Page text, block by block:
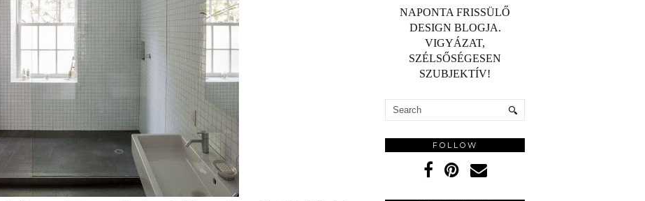
NAPONTA FRISSÜLŐ
DESIGN BLOGJA.
VIGYÁZAT,
SZÉLSŐSÉGESEN
SZUBJEKTÍV!
FOLLOW